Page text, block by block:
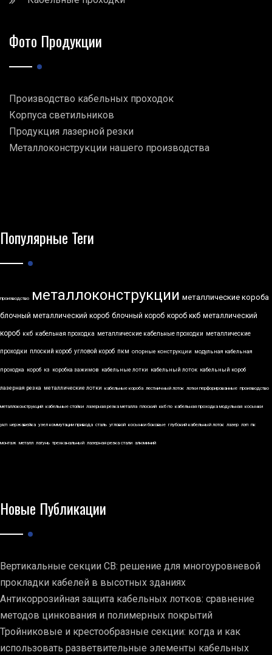
Фото Продукции
Производство кабельных проходок
Корпуса светильников
Продукция лазерной резки
Металлоконструкции нашего производства
Популярные Теги
производство металлоконструкции металлические короба
блочный металлический короб блочный короб короб ккб металлический
короб ккб кабельная проходка металлические кабельные проходки металлические
проходки плоский короб угловой короб пкм опорные конструкции модульная кабельная
проходка короб кз коробка зажимов кабельные лотки кабельный лоток кабельный короб
лазерная резка металлические лотки кабельные короба лестничный лоток лотки перфорированные производство
металлоконструкций кабельные стойки лазерная резка металла плоский ккб по кабельная проходка модульная косынки
укп нержавейка узел коммутации привода сталь угловой косынки боковые глубокий кабельный лоток лазер лэп пк
монтаж металл латунь трехканальный лазерная резка стали алюминий
Новые Публикации
Вертикальные секции СВ: решение для многоуровневой
прокладки кабелей в высотных зданиях
Антикоррозийная защита кабельных лотков: сравнение
методов цинкования и полимерных покрытий
Тройниковые и крестообразные секции: когда и как
использовать разветвительные элементы кабельных